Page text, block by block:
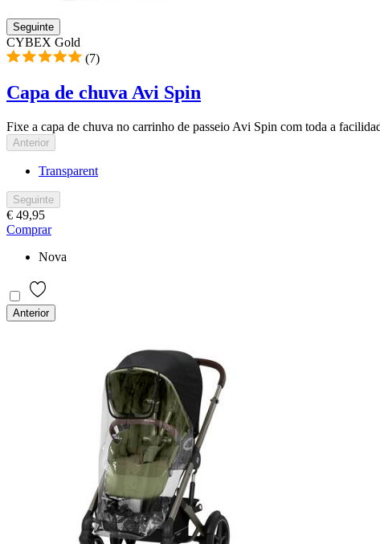
Seguinte
CYBEX Gold
(7)
Capa de chuva Avi Spin
Fixe a capa de chuva no carrinho de passeio Avi Spin com toda a
Anterior
Transparent
Seguinte
€ 49,95
Comprar
Nova
Anterior